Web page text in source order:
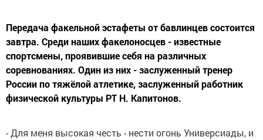
Передача факельной эстафеты от бавлинцев состоится
завтра. Среди наших факелоносцев - известные
спортсмены, проявившие себя на различных
соревнованиях. Один из них - заслуженный тренер
России по тяжёлой атлетике, заслуженный работник
физической культуры РТ Н. Капитонов.
- Для меня высокая честь - нести огонь Универсиады, и